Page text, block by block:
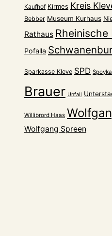
Kaufhof Kirmes Kreis
Bebber Museum Kurhaus
Rathaus Rheinische
Pofalla
Sparkasse Kleve SPD
Brauer Unfall
Willibrord Haas
Wolfgang Spreen